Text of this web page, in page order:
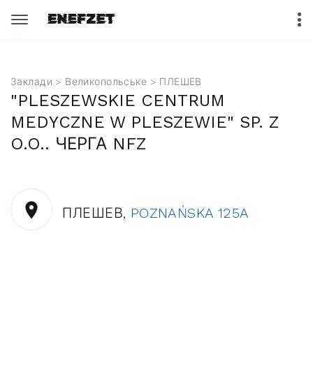
Заклади > Великопольське > ПЛЕШЕВ
"PLESZEWSKIE CENTRUM
MEDYCZNE W PLESZEWIE" SP. Z
O.O.. ЧЕРГА NFZ
ПЛЕШЕВ, POZNAŃSKA 125A